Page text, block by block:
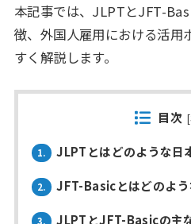
本記事では、JLPTとJFT-
徴、外国人雇用における活用
すく解説します。
目次 [
1. JLPTとはどのような日
2. JFT-Basicとはどのよ
3. JLPTとJFT-Basicの主